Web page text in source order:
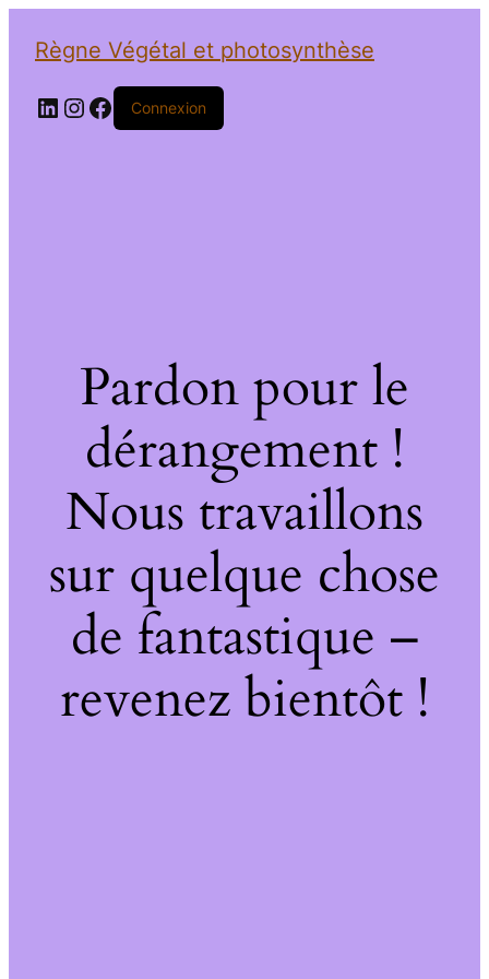
Règne Végétal et photosynthèse
LinkedIn
Instagram
Facebook
Connexion
Pardon pour le
dérangement !
Nous travaillons
sur quelque chose
de fantastique –
revenez bientôt !